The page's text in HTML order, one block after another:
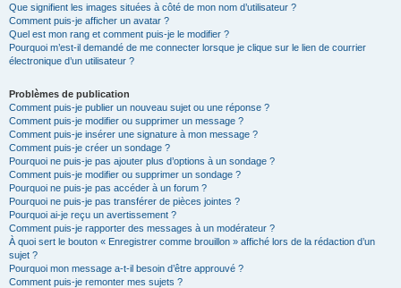
Que signifient les images situées à côté de mon nom d’utilisateur ?
Comment puis-je afficher un avatar ?
Quel est mon rang et comment puis-je le modifier ?
Pourquoi m’est-il demandé de me connecter lorsque je clique sur le lien de courrier
électronique d’un utilisateur ?
Problèmes de publication
Comment puis-je publier un nouveau sujet ou une réponse ?
Comment puis-je modifier ou supprimer un message ?
Comment puis-je insérer une signature à mon message ?
Comment puis-je créer un sondage ?
Pourquoi ne puis-je pas ajouter plus d’options à un sondage ?
Comment puis-je modifier ou supprimer un sondage ?
Pourquoi ne puis-je pas accéder à un forum ?
Pourquoi ne puis-je pas transférer de pièces jointes ?
Pourquoi ai-je reçu un avertissement ?
Comment puis-je rapporter des messages à un modérateur ?
À quoi sert le bouton « Enregistrer comme brouillon » affiché lors de la rédaction d’un
sujet ?
Pourquoi mon message a-t-il besoin d’être approuvé ?
Comment puis-je remonter mes sujets ?